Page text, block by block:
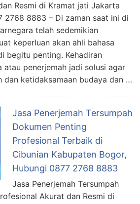
Resmi di Kramat jati Jakarta
2768 8883 – Di zaman saat ini di
telah sedemikian
keperluan akan ahli bahasa
begitu penting. Kehadiran
atau penerjemah jadi solusi agar
dan ketidaksamaan budaya dan …
Jasa Penerjemah Tersumpah
Dokumen Penting
Profesional Terbaik di
Cibunian Kabupaten Bogor,
Hubungi 0877 2768 8883
Jasa Penerjemah Tersumpah
Akurat dan Resmi di